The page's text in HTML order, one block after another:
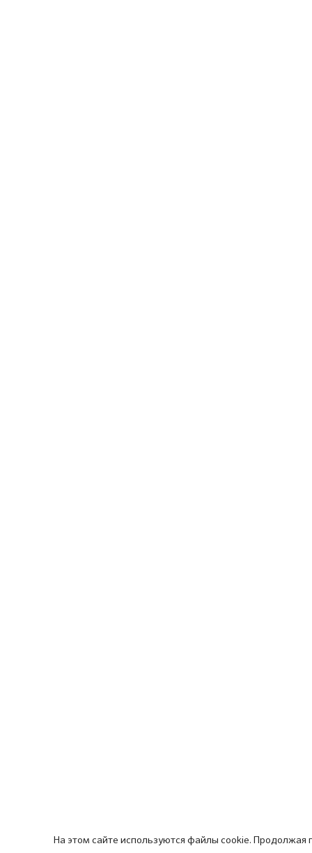
На этом сайте используются файлы cookie. Продолжая